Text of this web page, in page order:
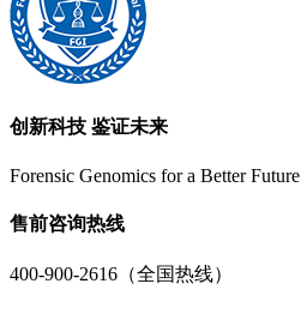
创新科技 鉴证未来
Forensic Genomics for a Better Future
售前咨询热线
400-900-2616（全国热线）